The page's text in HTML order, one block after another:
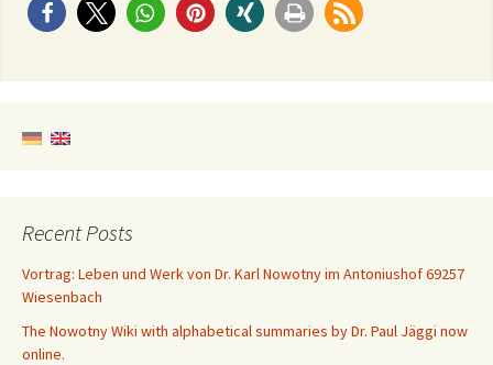
Recent Posts
Vortrag: Leben und Werk von Dr. Karl Nowotny im Antoniushof 69257
Wiesenbach
The Nowotny Wiki with alphabetical summaries by Dr. Paul Jäggi now
online.